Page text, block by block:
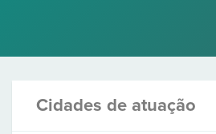
Cidades de atuação